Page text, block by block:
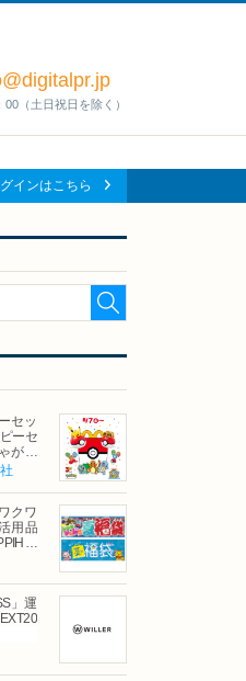
（土日祝日を除く）
インはこちら
セッ
ーセ
が期
クワ
用品
グ
6日
」運